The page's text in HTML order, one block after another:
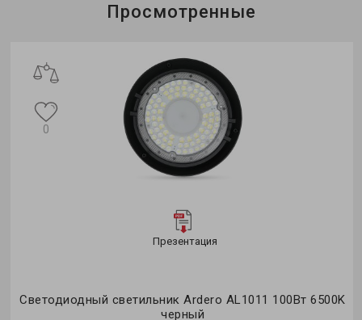
Просмотренные
Презентация
Светодиодный светильник Ardero AL1011 100Вт 6500K
черный
0